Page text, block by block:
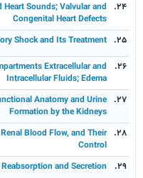
۲۴.
Heart Sounds; Valvular and
Congenital Heart Defects
۲۵. Shock and Its Treatment
۲۶.
Extracellular and
Intracellular Fluids; Edema
۲۷.
Anatomy and Urine
Formation by the Kidneys
۲۸.
Blood Flow, and Their
Control
۲۹. and Secretion